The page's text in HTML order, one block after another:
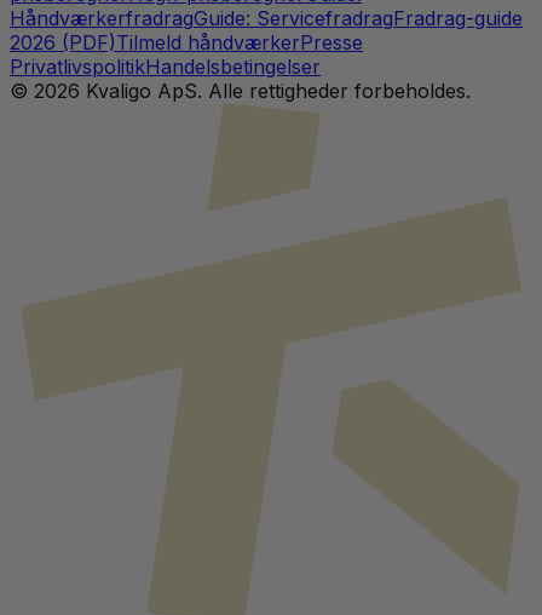
HåndværkerfradragGuide: ServicefradragFradrag-guide
2026 (PDF)Tilmeld håndværkerPresse
PrivatlivspolitikHandelsbetingelser
© 2026 Kvaligo ApS. Alle rettigheder forbeholdes.